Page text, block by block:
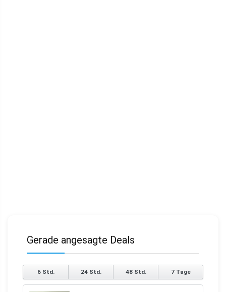
Gerade angesagte Deals
6 Std. 24 Std. 48 Std. 7 Tage